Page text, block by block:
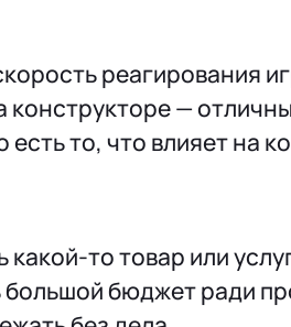
реагирования
конструкторе —
то, что влияет на
то товар или
большой бюджет ради